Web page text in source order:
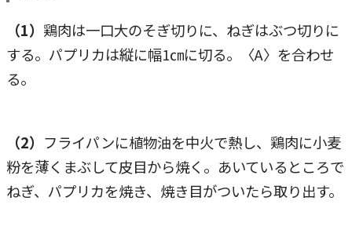
（1） 鶏肉は一口大のそぎ切りに、ねぎはぶつ切りに
する。パプリカは縦に幅1㎝に切る。〈A〉を合わせ
る。
（2） フライパンに植物油を中火で熱し、鶏肉に小麦
粉を薄くまぶして皮目から焼く。あいているところで
ねぎ、パプリカを焼き、焼き目がついたら取り出す。